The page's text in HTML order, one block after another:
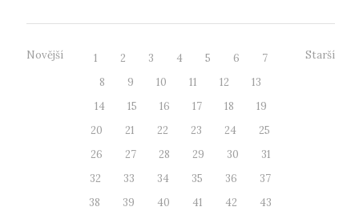
Novější 1 2 3 4 5 6
7
8
9 10 11 12
13
14
15 16 17 18
19
20
21 22 23 24
25
26
27 28 29 30
31
32
33 34 35 36
37
38
39 40 41 42
43
Starší